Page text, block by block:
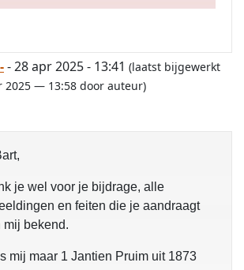
- 28 apr 2025 - 13:41 (laatst bijgewerkt
2025 — 13:58 door auteur)
je wel voor je bijdrage, alle
en feiten die je aandraagt
mij bekend.
mij maar 1 Jantien Pruim uit 1873